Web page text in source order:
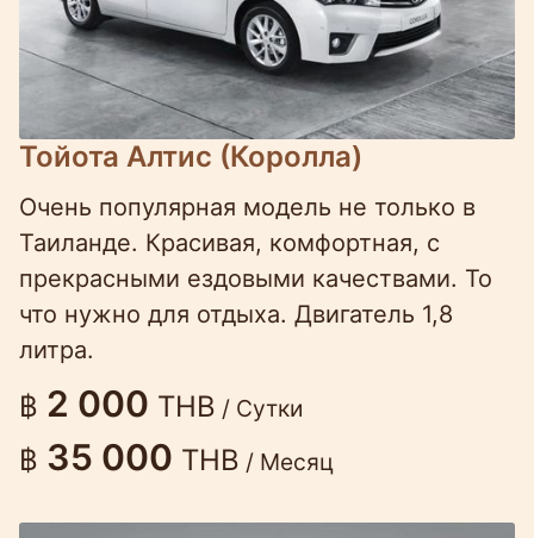
Тойота Алтис (Королла)
Очень популярная модель не только в
Таиланде. Красивая, комфортная, с
прекрасными ездовыми качествами. То
что нужно для отдыха. Двигатель 1,8
литра.
฿ 2 000 THB / Сутки
฿ 35 000 THB / Месяц